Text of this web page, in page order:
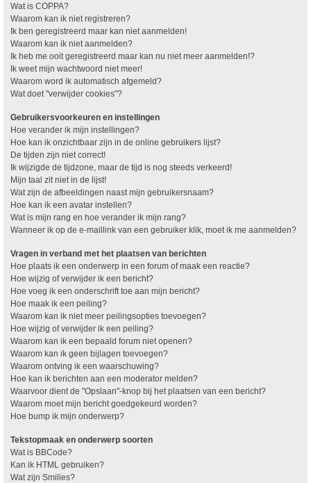
Wat is COPPA?
Waarom kan ik niet registreren?
Ik ben geregistreerd maar kan niet aanmelden!
Waarom kan ik niet aanmelden?
Ik heb me ooit geregistreerd maar kan nu niet meer aanmelden!?
Ik weet mijn wachtwoord niet meer!
Waarom word ik automatisch afgemeld?
Wat doet "verwijder cookies"?
Gebruikersvoorkeuren en instellingen
Hoe verander ik mijn instellingen?
Hoe kan ik onzichtbaar zijn in de online gebruikers lijst?
De tijden zijn niet correct!
Ik wijzigde de tijdzone, maar de tijd is nog steeds verkeerd!
Mijn taal zit niet in de lijst!
Wat zijn de afbeeldingen naast mijn gebruikersnaam?
Hoe kan ik een avatar instellen?
Wat is mijn rang en hoe verander ik mijn rang?
Wanneer ik op de e-maillink van een gebruiker klik, moet ik me aanmelden?
Vragen in verband met het plaatsen van berichten
Hoe plaats ik een onderwerp in een forum of maak een reactie?
Hoe wijzig of verwijder ik een bericht?
Hoe voeg ik een onderschrift toe aan mijn bericht?
Hoe maak ik een peiling?
Waarom kan ik niet meer peilingsopties toevoegen?
Hoe wijzig of verwijder ik een peiling?
Waarom kan ik een bepaald forum niet openen?
Waarom kan ik geen bijlagen toevoegen?
Waarom ontving ik een waarschuwing?
Hoe kan ik berichten aan een moderator melden?
Waarvoor dient de "Opslaan"-knop bij het plaatsen van een bericht?
Waarom moet mijn bericht goedgekeurd worden?
Hoe bump ik mijn onderwerp?
Tekstopmaak en onderwerp soorten
Wat is BBCode?
Kan ik HTML gebruiken?
Wat zijn Smilies?